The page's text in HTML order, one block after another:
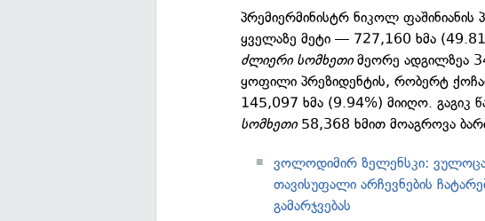
პრემიერმინისტრ ნიკოლ ფაშინიანის
ყველაზე მეტი — 727,160 ხმა
ძლიერი სომხეთიმეორე ადგილზეა
ყოფილი პრეზიდენტის, რობერტ
145,097 ხმა (9.94%) მიიღო. გაგიკ
სომხეთი58,368 ხმით მოაგროვა
ვოლოდიმირ ზელენსკი:
თავისუფალი არჩევნების
გამარჯვებას